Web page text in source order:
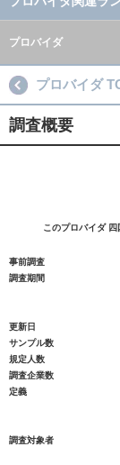
プロバイダ
プロバイダ
調査概要
このプロバイダ 四
事前調査
調査期間
更新日
サンプル数
規定人数
調査企業数
定義
調査対象者